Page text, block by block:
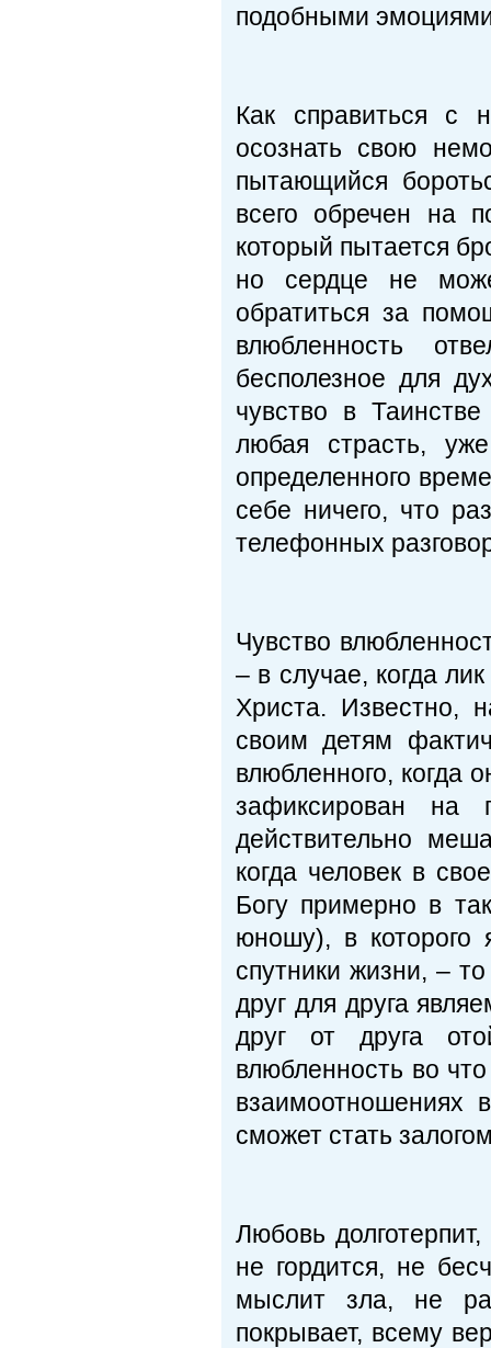
подобными
Как справиться с
осознать свою
пытающийся
всего обречен на
который пытается
но сердце не
обратиться за
влюбленность
бесполезное для
чувство в
любая страсть,
определенного
себе ничего, что
телефонных
Чувство
– в случае, когда
Христа. Известно,
своим детям
влюбленного, когда
зафиксирован на
действительно
когда человек в
Богу примерно в
юношу), в которого
спутники жизни, –
друг для друга
друг от друга
влюбленность во
взаимоотношениях
сможет стать
Любовь
не гордится, не
мыслит зла, не
покрывает, всему